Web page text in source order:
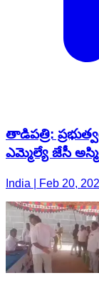
తాడిపత్రి:
ఎమ్మెల్యే జేసీ
India | Feb 20,